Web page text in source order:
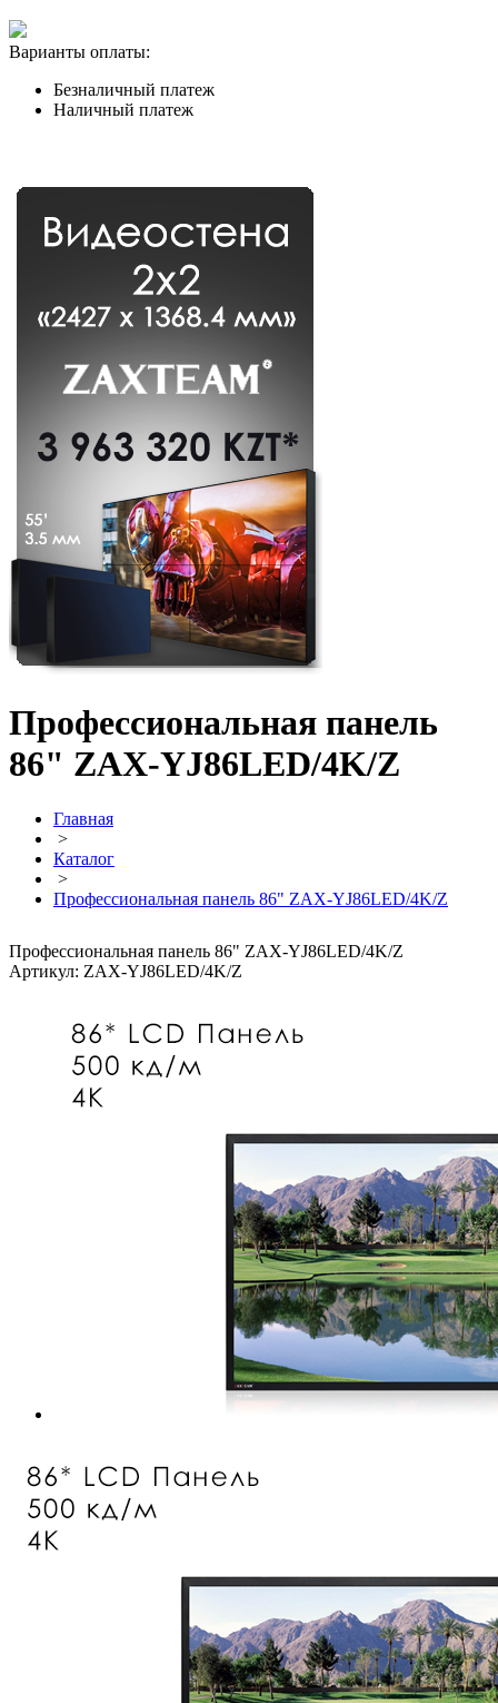
Варианты оплаты:
Безналичный платеж
Наличный платеж
Профессиональная панель
86" ZAX-YJ86LED/4K/Z
Главная
>
Каталог
>
Профессиональная панель 86" ZAX-YJ86LED/4K/Z
Профессиональная панель 86" ZAX-YJ86LED/4K/Z
Артикул: ZAX-YJ86LED/4K/Z